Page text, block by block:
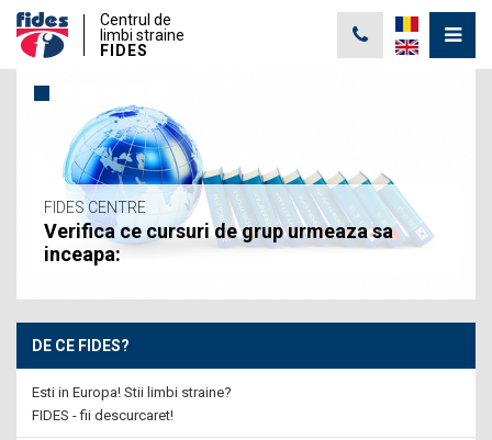
Centrul de
limbi straine
FIDES
FIDES CENTRE
Verifica ce cursuri de grup urmeaza sa
inceapa:
DE CE FIDES?
Esti in Europa! Stii limbi straine?
FIDES - fii descurcaret!